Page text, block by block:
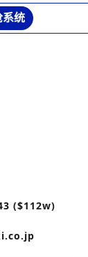
系统
($112w)